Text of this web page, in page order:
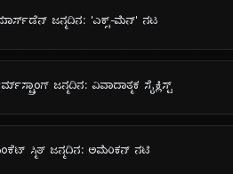
ಜನ್ಮದಿನ: 'ಎಕ್ಸ್-ಮೆನ್' ನಟ
ಜನ್ಮದಿನ: ವಿವಾದಾತ್ಮಕ ಸೈಕ್ಲಿಸ್ಟ್
ಸ್ಮಿತ್ ಜನ್ಮದಿನ: ಅಮೆರಿಕನ್ ನಟಿ